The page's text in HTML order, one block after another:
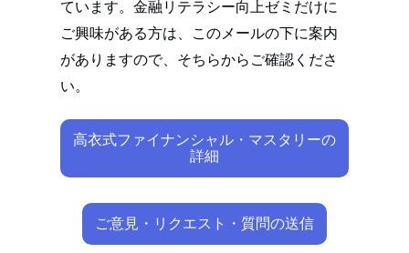
ています。金融リテラシー向上ゼミだけに
ご興味がある方は、このメールの下に案内
がありますので、そちらからご確認くださ
い。
高衣式ファイナンシャル・マスタリーの
詳細
ご意見・リクエスト・質問の送信